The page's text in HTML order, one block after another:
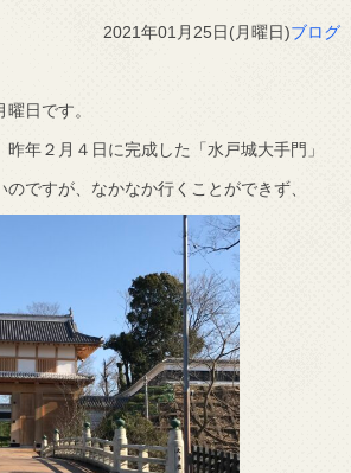
2021年01月25日(月曜日)ブログ
日です。
年２月４日に完成した「水戸城大手門」
ですが、なかなか行くことができず、